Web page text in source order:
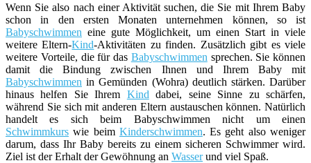
Wenn Sie also nach einer Aktivität suchen, die Sie mit Ihrem Baby
schon in den ersten Monaten unternehmen können, so ist
Babyschwimmen eine gute Möglichkeit, um einen Start in viele
weitere Eltern-Kind-Aktivitäten zu finden. Zusätzlich gibt es viele
weitere Vorteile, die für das Babyschwimmen sprechen. Sie können
damit die Bindung zwischen Ihnen und Ihrem Baby mit
Babyschwimmen in Gemünden (Wohra) deutlich stärken. Darüber
hinaus helfen Sie Ihrem Kind dabei, seine Sinne zu schärfen,
während Sie sich mit anderen Eltern austauschen können. Natürlich
handelt es sich beim Babyschwimmen nicht um einen
Schwimmkurs wie beim Kinderschwimmen. Es geht also weniger
darum, dass Ihr Baby bereits zu einem sicheren Schwimmer wird.
Ziel ist der Erhalt der Gewöhnung an Wasserund viel Spaß.